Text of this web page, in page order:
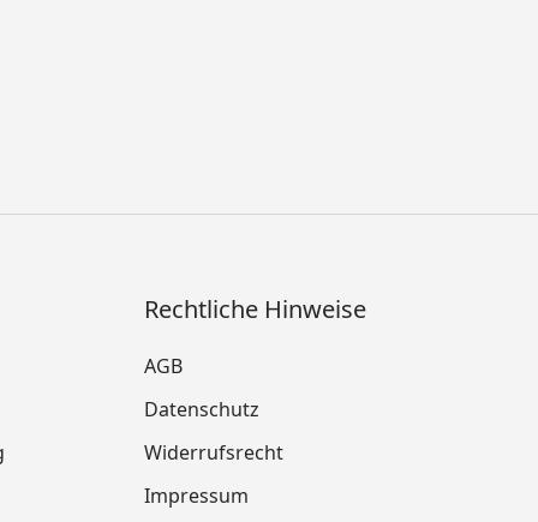
Rechtliche Hinweise
AGB
Datenschutz
Widerrufsrecht
Impressum